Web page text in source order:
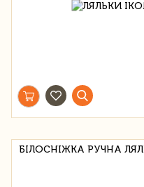
БІЛОСНІЖКА РУЧНА